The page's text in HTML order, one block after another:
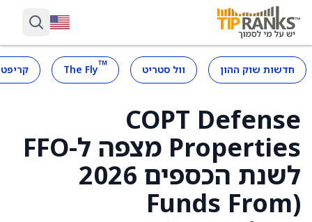
חדשות שוק ההון וול סטריט ™
The Fly
COPT Defense
Properties מצפה ל-FFO
לשנת הכספים 2026
(Funds From